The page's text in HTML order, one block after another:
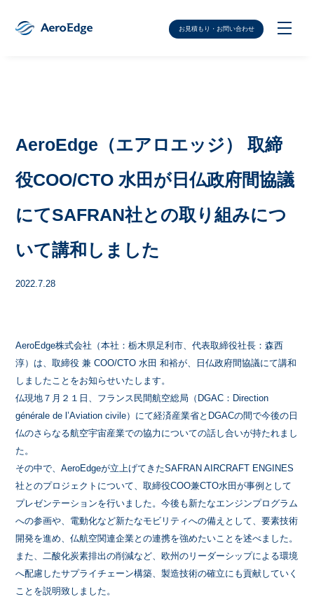
お見積もり・お問い合わせ
AeroEdge（エアロエッジ） 取締
役COO/CTO 水田が日仏政府間協議
にてSAFRAN社との取り組みにつ
いて講和しました
2022.7.28
AeroEdge株式会社（本社：栃木県足利市、代表取締役社長：森西
淳）は、取締役 兼 COO/CTO 水田 和裕が、日仏政府間協議にて講和
しましたことをお知らせいたします。
仏現地７月２１日、フランス民間航空総局（DGAC：Direction
générale de l’Aviation civile）にて経済産業省とDGACの間で今後の日
仏のさらなる航空宇宙産業での協力についての話し合いが持たれまし
た。
その中で、AeroEdgeが立上げてきたSAFRAN AIRCRAFT ENGINES
社とのプロジェクトについて、取締役COO兼CTO水田が事例として
プレゼンテーションを行いました。今後も新たなエンジンプログラム
への参画や、電動化など新たなモビリティへの備えとして、要素技術
開発を進め、仏航空関連企業との連携を強めたいことを述べました。
また、二酸化炭素排出の削減など、欧州のリーダーシップによる環境
へ配慮したサプライチェーン構築、製造技術の確立にも貢献していく
ことを説明致しました。